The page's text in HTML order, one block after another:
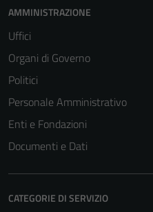
AMMINISTRAZIONE
Uffici
Organi di Governo
Politici
Personale Amministrativo
Enti e Fondazioni
Documenti e Dati
CATEGORIE DI SERVIZIO